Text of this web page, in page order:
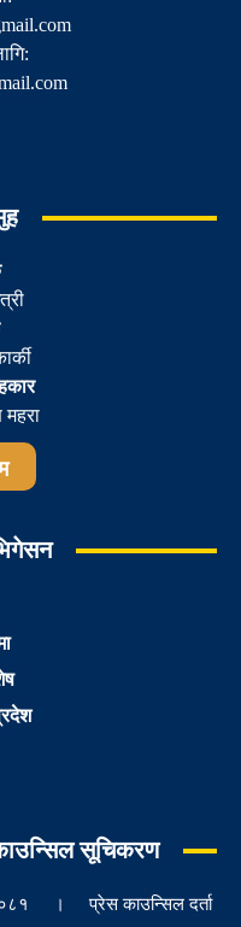
सूचिकरण
२०८१ । प्रेस काउन्सिल दर्ता